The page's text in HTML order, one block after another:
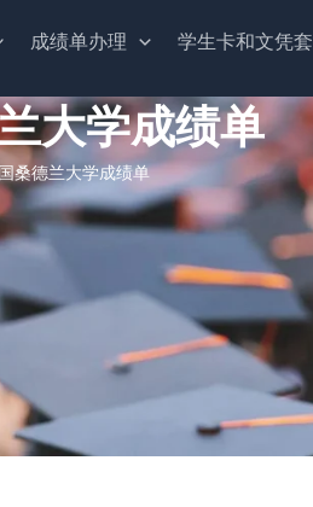
成绩单办理 学生卡和文凭套
大学成绩单
桑德兰大学成绩单